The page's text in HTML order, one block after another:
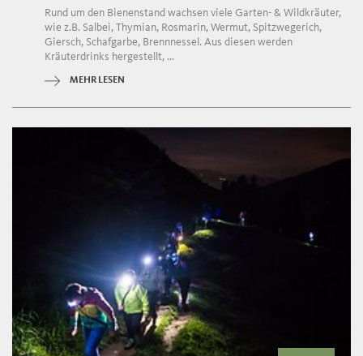
Rund um den Bienenstand wachsen viele Garten- & Wildkräuter,
wie z.B. Salbei, Thymian, Rosmarin, Wermut, Spitzwegerich,
Giersch, Schafgarbe, Brennnessel. Aus diesen werden
Kräuterdrinks hergestellt, ...
MEHR LESEN